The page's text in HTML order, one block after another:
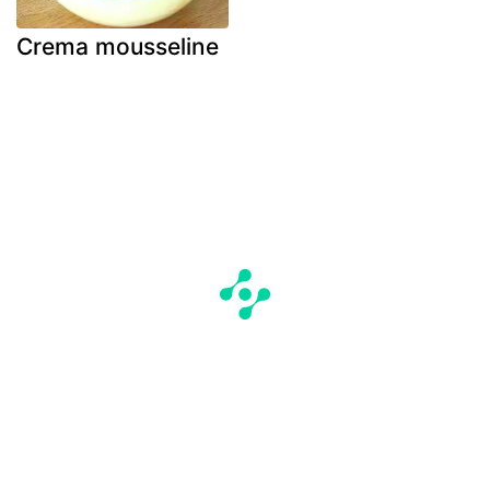
Crema mousseline